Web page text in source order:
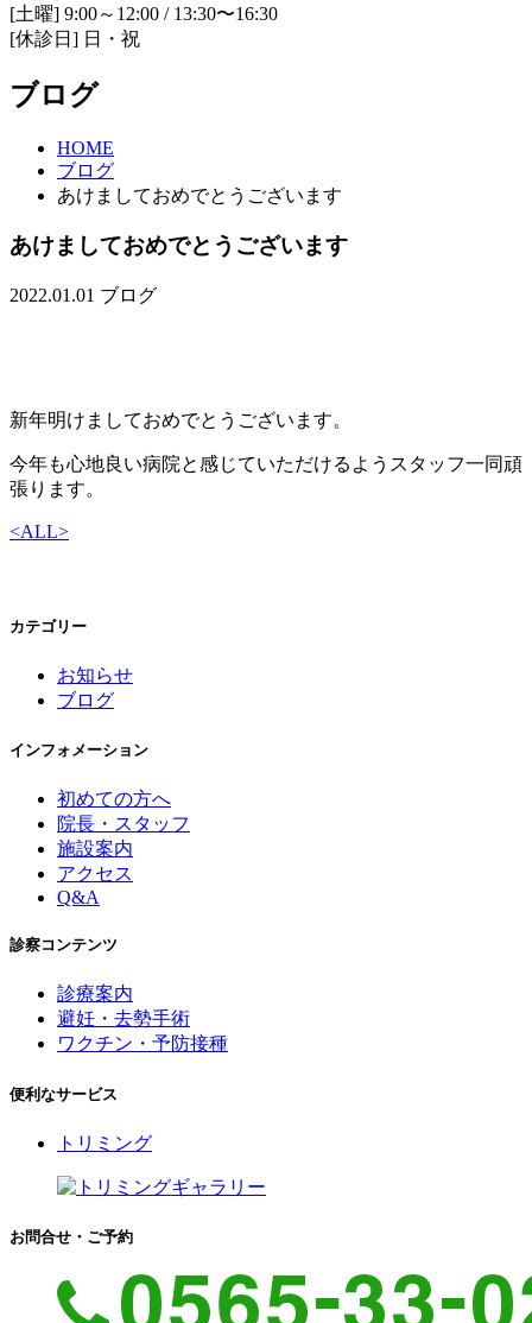
[土曜] 9:00～12:00 / 13:30〜16:30
[休診日] 日・祝
ブログ
HOME
ブログ
あけましておめでとうございます
あけましておめでとうございます
2022.01.01 ブログ
新年明けましておめでとうございます。
今年も心地良い病院と感じていただけるようスタッフ一同頑
張ります。
<ALL>
カテゴリー
お知らせ
ブログ
インフォメーション
初めての方へ
院長・スタッフ
施設案内
アクセス
Q&A
診察コンテンツ
診療案内
避妊・去勢手術
ワクチン・予防接種
便利なサービス
トリミング
お問合せ・ご予約